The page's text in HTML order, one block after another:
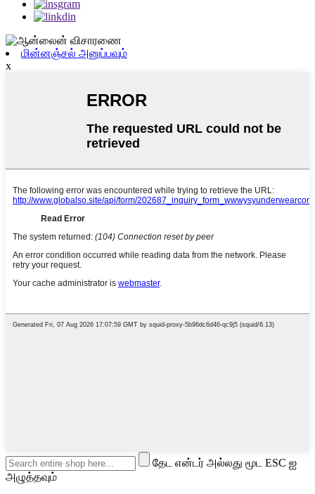
மின்னஞ்சல் அனுப்பவும்
x
தேட என்டர் அல்லது மூட ESC ஐ
அழுத்தவும்